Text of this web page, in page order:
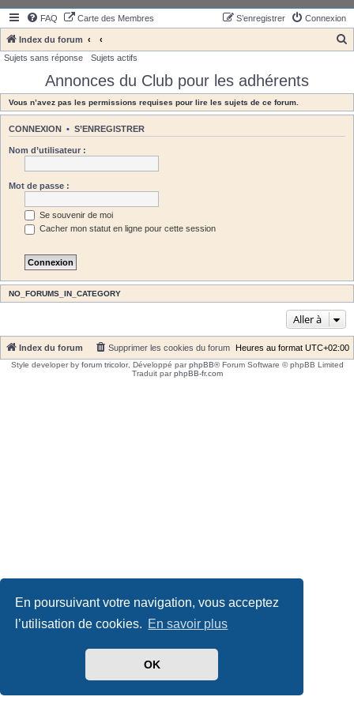
En poursuivant votre navigation, vous acceptez
l’utilisation de cookies. En savoir plus
OK
FAQ Carte des Membres Connexion
S’enregistrer
Index du forum
h
e
Sujets sans réponse Sujets actifs
Annonces du Club pour les adhérents
Vous n’avez pas les permissions requises pour lire les sujets de ce forum.
CONNEXION • S’ENREGISTRER
Nom d’utilisateur :
Mot de passe :
Se souvenir de moi
Cacher mon statut en ligne pour cette session
NO_FORUMS_IN_CATEGORY
Aller à
Index du forum Heures au format UTC+02:00
Supprimer les cookies du forum
Style developer by forum tricolor, Développé parphpBB® Forum Software © phpBB Limited
Traduit parphpBB-fr.com